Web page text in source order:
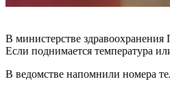
В министерстве
Если поднимается температура
В ведомстве напомнили номера